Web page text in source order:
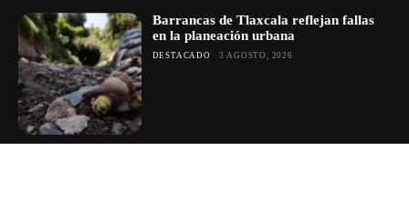
Barrancas de Tlaxcala reflejan fallas
en la planeación urbana
DESTACADO 3 AGOSTO, 2026